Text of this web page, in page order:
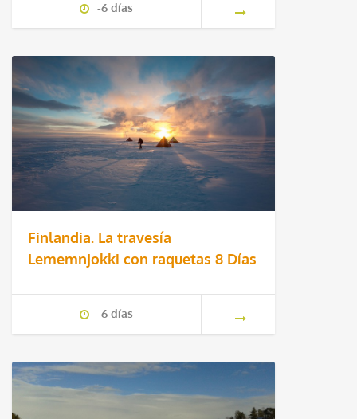
-6 días
Finlandia. La travesía
Lememnjokki con raquetas 8 Días
-6 días